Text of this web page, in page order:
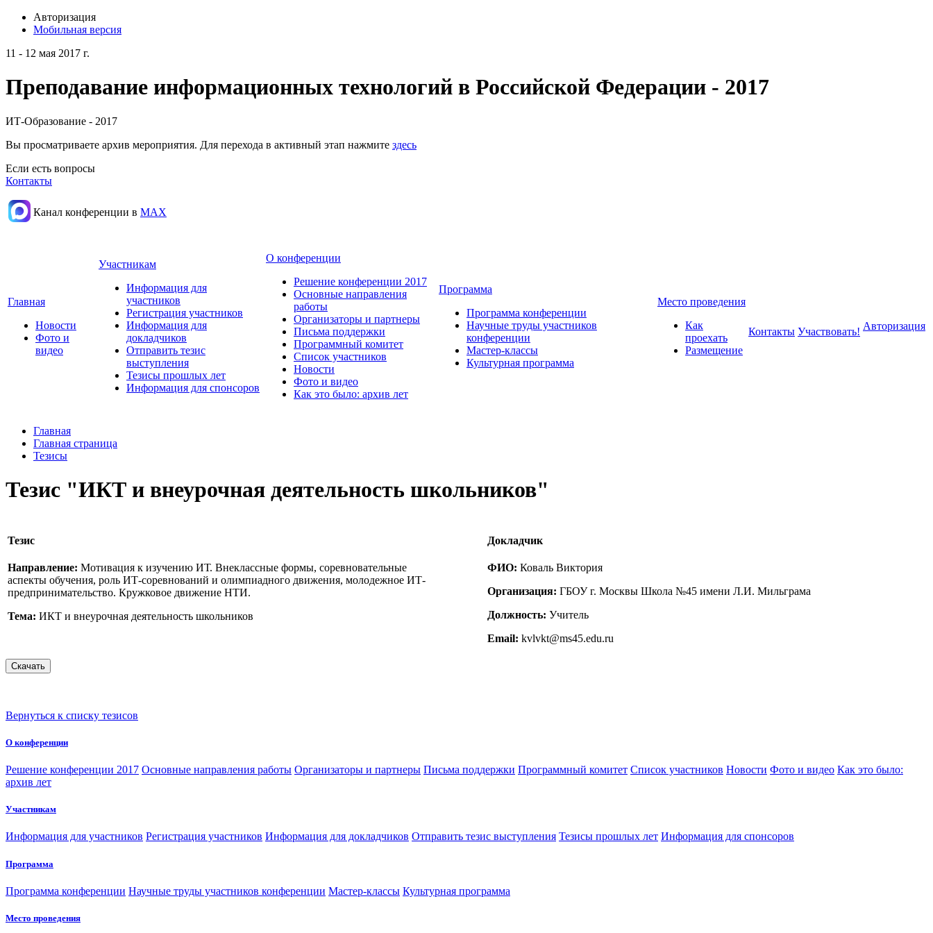
Авторизация
Мобильная версия
11 - 12 мая 2017 г.
Преподавание информационных технологий в Российской Федерации - 2017
ИТ-Образование - 2017
Вы просматриваете архив мероприятия. Для перехода в активный этап нажмите здесь
Если есть вопросы
Контакты
Канал конференции в МАХ
Главная
Новости
Фото и
видео
Участникам
Информация для
участников
Регистрация участников
Информация для
докладчиков
Отправить тезис
выступления
Тезисы прошлых лет
Информация для спонсоров
О конференции
Решение конференции 2017
Основные направления
работы
Организаторы и партнеры
Письма поддержки
Программный комитет
Список участников
Новости
Фото и видео
Как это было: архив лет
Программа
Программа конференции
Научные труды участников
конференции
Мастер-классы
Культурная программа
Место проведения
Как
проехать
Размещение
Контакты Участвовать! Авторизация
Главная
Главная страница
Тезисы
Тезис "ИКТ и внеурочная деятельность школьников"
Тезис
Направление: Мотивация к изучению ИТ. Внеклассные формы, соревновательные
аспекты обучения, роль ИТ-соревнований и олимпиадного движения, молодежное ИТ-
предпринимательство. Кружковое движение НТИ.
Тема: ИКТ и внеурочная деятельность школьников
Докладчик
ФИО: Коваль Виктория
Организация: ГБОУ г. Москвы Школа №45 имени Л.И. Мильграма
Должность: Учитель
Email: kvlvkt@ms45.edu.ru
Вернуться к списку тезисов
О конференции
Решение конференции 2017 Основные направления работы Организаторы и партнеры Письма поддержки Программный комитет Список участников Новости Фото и видео Как это было:
архив лет
Участникам
Информация для участников Регистрация участников Информация для докладчиков Отправить тезис выступления Тезисы прошлых лет Информация для спонсоров
Программа
Программа конференции Научные труды участников конференции Мастер-классы Культурная программа
Место проведения